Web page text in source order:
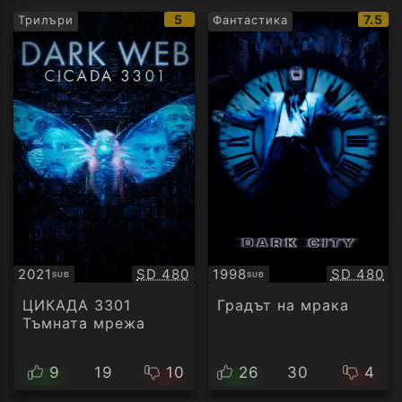
Трилъри
IMDb
рейтинг:
5
2021SUB
Субтитри Качество:
SD 480
ЦИКАДА 3301
Тъмната мрежа
9 19 10
Фантастика
IMDb
7.5
1998SUB
Субтитри SD 480
Градът на мрака
26 30 4